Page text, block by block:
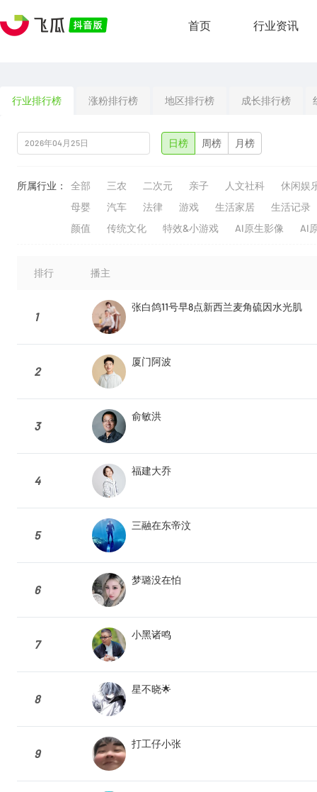
首页 行业资讯
行业排行榜 涨粉排行榜 地区排行榜 成长排行榜
日榜 周榜 月榜
所属行业： 全部 三农 二次元 亲子 人文社科
休闲娱
母婴
汽车 法律 游戏 生活家居
生活记录
颜值
传统文化 特效&小游戏 AI原生影像 AI
排行 播主
1
张白鸽11号早8点新西兰麦角硫因水光肌
2
厦门阿波
3
俞敏洪
4
福建大乔
5
三融在东帝汶
6
梦璐没在怕
7
小黑诸鸣
8
星不晓🌟
9
打工仔小张